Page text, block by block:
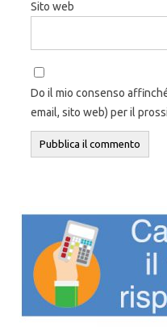
Sito web
Do il mio consenso
email, sito web) per il